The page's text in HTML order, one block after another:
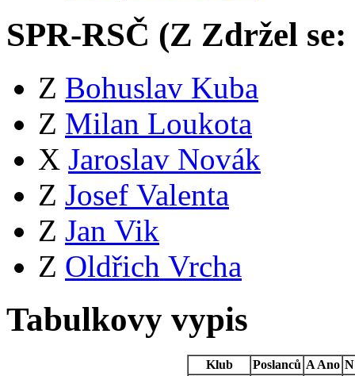
SPR-RSČ (Z Zdržel se:
Z Bohuslav Kuba
Z Milan Loukota
X Jaroslav Novák
Z Josef Valenta
Z Jan Vik
Z Oldřich Vrcha
Tabulkovy vypis
Klub Poslanců A Ano N